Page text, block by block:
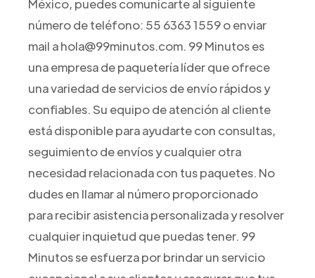
México, puedes comunicarte al siguiente
número de teléfono: 55 6363 1559 o enviar
mail a hola@99minutos.com. 99 Minutos es
una empresa de paquetería líder que ofrece
una variedad de servicios de envío rápidos y
confiables. Su equipo de atención al cliente
está disponible para ayudarte con consultas,
seguimiento de envíos y cualquier otra
necesidad relacionada con tus paquetes. No
dudes en llamar al número proporcionado
para recibir asistencia personalizada y resolver
cualquier inquietud que puedas tener. 99
Minutos se esfuerza por brindar un servicio